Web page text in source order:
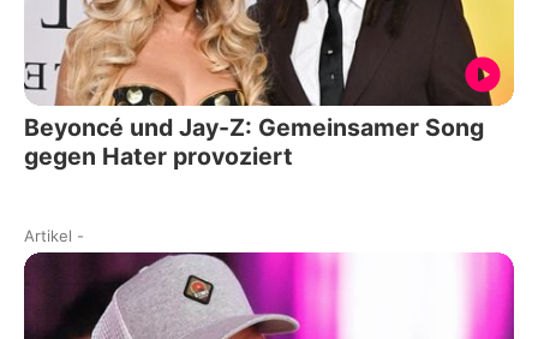
Beyoncé und Jay-Z: Gemeinsamer Song
gegen Hater provoziert
Artikel -